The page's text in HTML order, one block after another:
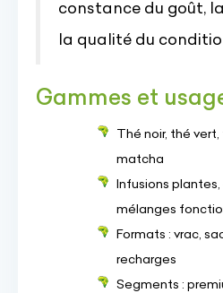
constance du goût,
la qualité du
Gammes et
Thé noir, thé
matcha
Infusions
mélanges
Formats : vrac,
recharges
Segments :